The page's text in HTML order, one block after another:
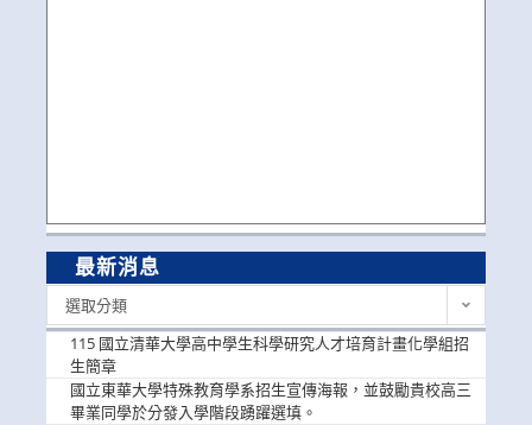
最新消息
選取分類
115 國立清華大學高中學生科學研究人才培育計畫化學組招
生簡章
國立東華大學特殊教育學系招生宣傳海報，並鼓勵貴校高三
畢業同學於分發入學階段踴躍選填。